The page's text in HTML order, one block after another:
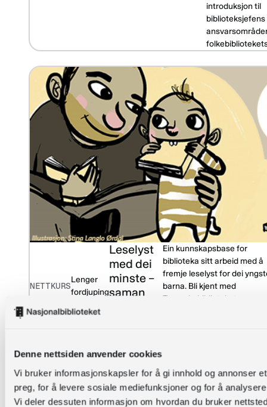
Denne nettsiden anvender cookies
Vi bruker informasjonskapsler for å gi innhold og annonser
preg, for å levere sosiale mediefunksjoner og for å
Vi deler dessuten informasjon om hvordan du bruker
introduksjon til
biblioteksjefens
NETTKURS
Lenger
fordjuping
Leselyst
med dei
minste –
saman
Ein kunnskapsbase for
biblioteka sitt arbeid med å
fremje leselyst for dei
barna. Bli kjent med
Tøyveskebiblioteket,